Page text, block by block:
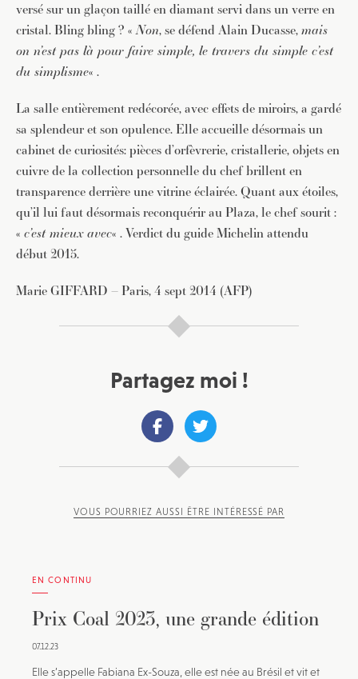
versé sur un glaçon taillé en diamant servi dans un verre en
cristal. Bling bling ? «Non, se défend Alain Ducasse,mais
on n’est pas là pour faire simple, le travers du simple c’est
du simplisme« .
La salle entièrement redécorée, avec effets de miroirs, a gardé
sa splendeur et son opulence. Elle accueille désormais un
cabinet de curiosités: pièces d’orfèvrerie, cristallerie, objets en
cuivre de la collection personnelle du chef brillent en
transparence derrière une vitrine éclairée. Quant aux étoiles,
qu’il lui faut désormais reconquérir au Plaza, le chef sourit :
« c’est mieux avec« . Verdict du guide Michelin attendu
début 2015.
Marie GIFFARD – Paris, 4 sept 2014 (AFP)
Partagez moi !
VOUS POURRIEZ AUSSI ÊTRE INTÉRESSÉ PAR
EN CONTINU
Prix Coal 2023, une grande édition
07.12.23
Elle s’appelle Fabiana Ex-Souza, elle est née au Brésil et vit et